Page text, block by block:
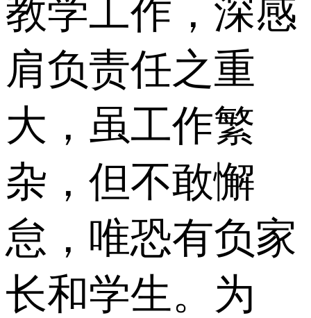
教学工作，深感
肩负责任之重
大，虽工作繁
杂，但不敢懈
怠，唯恐有负家
长和学生。为